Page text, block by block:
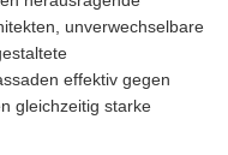
unverwechselbare
effektiv gegen
gleichzeitig starke